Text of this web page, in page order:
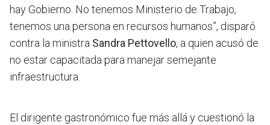
hay Gobierno. No tenemos Ministerio de Trabajo,
tenemos una persona en recursos humanos”, disparó
contra la ministra Sandra Pettovello, a quien acusó de
no estar capacitada para manejar semejante
infraestructura.
El dirigente gastronómico fue más allá y cuestionó la